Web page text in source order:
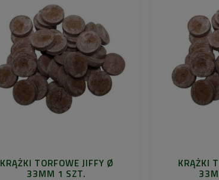
KRĄŻKI TORFOWE JIFFY Ø
33MM 1 SZT.
KRĄŻKI